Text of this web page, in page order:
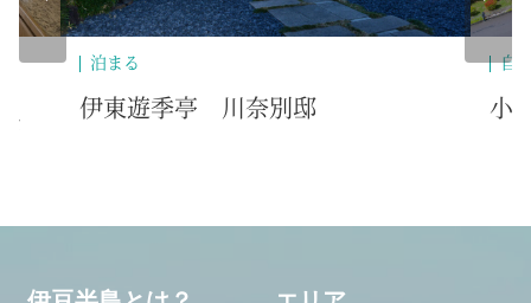
泊まる
伊東遊季亭 川奈別邸
自
小